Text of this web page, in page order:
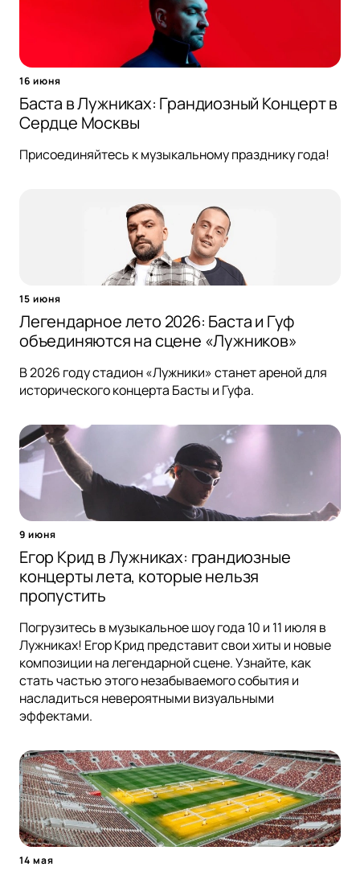
16 июня
Баста в Лужниках: Грандиозный Концерт в
Сердце Москвы
Присоединяйтесь к музыкальному празднику года!
15 июня
Легендарное лето 2026: Баста и Гуф
объединяются на сцене «Лужников»
В 2026 году стадион «Лужники» станет ареной для
исторического концерта Басты и Гуфа.
9 июня
Егор Крид в Лужниках: грандиозные
концерты лета, которые нельзя
пропустить
Погрузитесь в музыкальное шоу года 10 и 11 июля в
Лужниках! Егор Крид представит свои хиты и новые
композиции на легендарной сцене. Узнайте, как
стать частью этого незабываемого события и
насладиться невероятными визуальными
эффектами.
14 мая